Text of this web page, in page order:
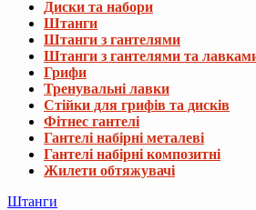
Диски та набори
Штанги
Штанги з гантелями
Штанги з гантелями та
Грифи
Тренувальні лавки
Стійки для грифів та дисків
Фітнес гантелі
Гантелі набірні металеві
Гантелі набірні композитні
Жилети обтяжувачі
Штанги